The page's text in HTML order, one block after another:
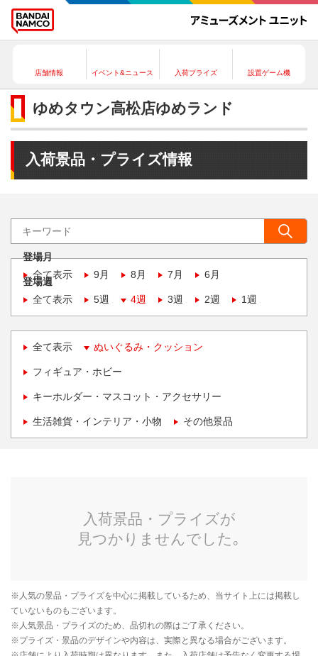
店舗情報 イベント&ニュース 入荷プライズ 設置ゲーム機
ゆめタウン高松店ゆめランド
入荷景品・プライズ情報
登場月
全て表示
9月 8月 7月 6月
登場週
全て表示
5週 4週 3週 2週 1週
全て表示 ぬいぐるみ・クッション
フィギュア・ホビー
キーホルダー・マスコット・アクセサリー
生活雑貨・インテリア・小物 その他景品